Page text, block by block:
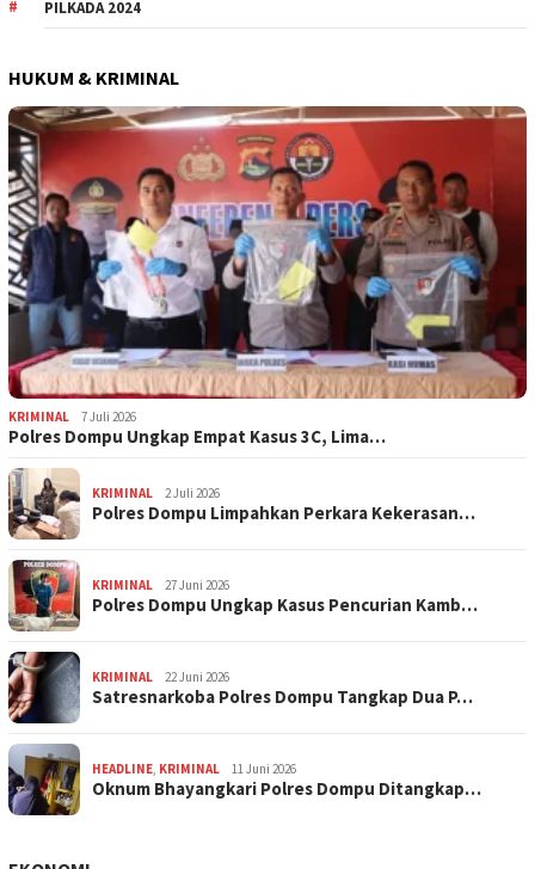
PILKADA 2024
HUKUM & KRIMINAL
KRIMINAL 7 Juli 2026
Polres Dompu Ungkap Empat Kasus 3C, Lima…
KRIMINAL 2 Juli 2026
Polres Dompu Limpahkan Perkara Kekerasan…
KRIMINAL 27 Juni 2026
Polres Dompu Ungkap Kasus Pencurian Kamb…
KRIMINAL 22 Juni 2026
Satresnarkoba Polres Dompu Tangkap Dua P…
HEADLINE, KRIMINAL 11 Juni 2026
Oknum Bhayangkari Polres Dompu Ditangkap…